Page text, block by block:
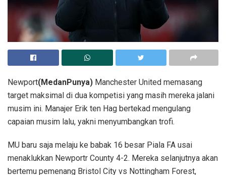
Newport(MedanPunya) Manchester United memasang
target maksimal di dua kompetisi yang masih mereka jalani
musim ini. Manajer Erik ten Hag bertekad mengulang
capaian musim lalu, yakni menyumbangkan trofi.
MU baru saja melaju ke babak 16 besar Piala FA usai
menaklukkan Newportr County 4-2. Mereka selanjutnya akan
bertemu pemenang Bristol City vs Nottingham Forest,